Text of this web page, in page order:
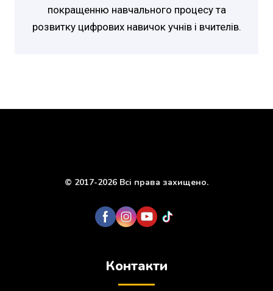
покращенню навчального процесу та
розвитку цифрових навичок учнів і вчителів.
© 2017-2026 Всі права захищено.
Контакти